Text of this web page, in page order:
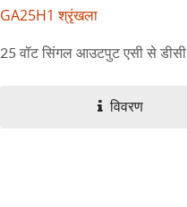
GA25H1 श्रृंखला
25 वॉट सिंगल आउटपुट एसी से डीसी
विवरण